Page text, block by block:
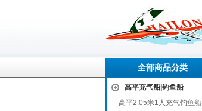
全部商品分类
高平充气船|钓鱼船
高平2.05米1人充气钓鱼船
白塔 涉县 彭水